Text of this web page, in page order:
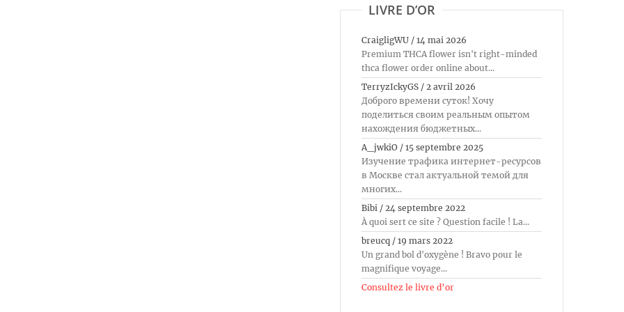
LIVRE D’OR
CraigligWU / 14 mai 2026
Premium THCA flower isn't right-minded
thca flower order online about...
TerryzIckyGS / 2 avril 2026
Доброго времени суток! Хочу
поделиться своим реальным опытом
нахождения бюджетных...
A_jwkiO / 15 septembre 2025
Изучение трафика интернет-ресурсов
в Москве стал актуальной темой для
многих...
Bibi / 24 septembre 2022
À quoi sert ce site ? Question facile ! La...
breucq / 19 mars 2022
Un grand bol d'oxygène ! Bravo pour le
magnifique voyage...
Consultez le livre d’or